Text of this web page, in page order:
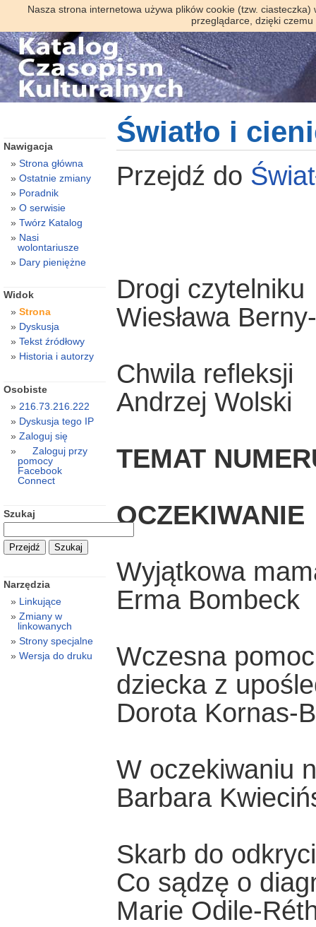
Nasza strona internetowa używa plików cookie (tzw.
przeglądarce, dzięki
Światło i
Przejdź do
Drogi czytelniku
Wiesława
Chwila refleksji
Andrzej Wolski
TEMAT
OCZEKIWANIE
Wyjątkowa
Erma Bombeck
Wczesna
dziecka z
Dorota Kornas-
W oczekiwaniu
Barbara
Skarb do
Co sądzę o
Marie Odile-
Nawigacja
Strona główna
Ostatnie zmiany
Poradnik
O serwisie
Twórz Katalog
Nasi
wolontariusze
Dary pieniężne
Widok
Strona
Dyskusja
Tekst źródłowy
Historia i autorzy
Osobiste
216.73.216.222
Dyskusja tego IP
Zaloguj się
Zaloguj przy
pomocy
Facebook
Connect
Szukaj
Narzędzia
Linkujące
Zmiany w
linkowanych
Strony specjalne
Wersja do druku